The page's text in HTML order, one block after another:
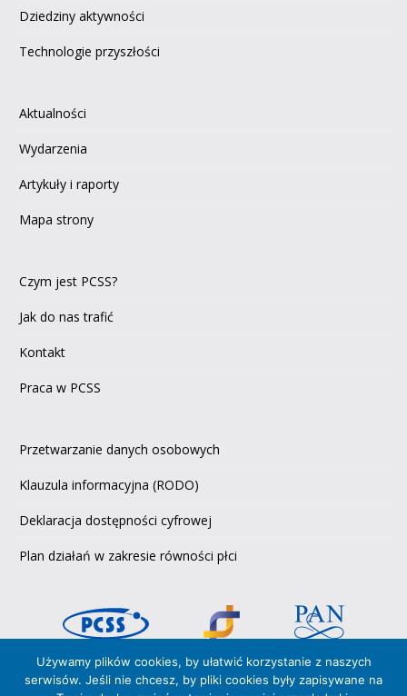
Dziedziny aktywności
Technologie przyszłości
Aktualności
Wydarzenia
Artykuły i raporty
Mapa strony
Czym jest PCSS?
Jak do nas trafić
Kontakt
Praca w PCSS
Przetwarzanie danych osobowych
Klauzula informacyjna (RODO)
Deklaracja dostępności cyfrowej
Plan działań w zakresie równości płci
Copyright © 2026 PCSS,
Używamy plików cookies, by ułatwić korzystanie z naszych
serwisów. Jeśli nie chcesz, by pliki cookies były zapisywane na